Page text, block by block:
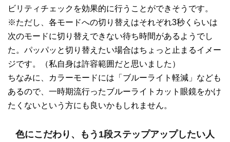
ビリティチェックを効果的に行うことができそうです。
※ただし、各モードへの切り替えはそれぞれ3秒くらいは
次のモードに切り替えできない待ち時間があるようでし
た。パッパッと切り替えたい場合はちょっと止まるイメー
ジです。（私自身は許容範囲だと思いました）
ちなみに、カラーモードには「ブルーライト軽減」なども
あるので、一時期流行ったブルーライトカット眼鏡をかけ
たくないという方にも良いかもしれません。
色にこだわり、もう1段ステップアップしたい人